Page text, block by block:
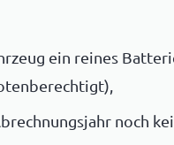
ein reines
noch